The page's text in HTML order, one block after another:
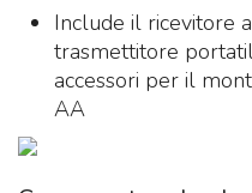
Include il ricevitore
trasmettitore
accessori per il
AA